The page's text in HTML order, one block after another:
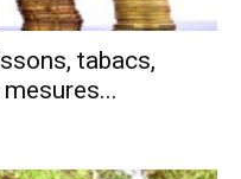
tabacs,